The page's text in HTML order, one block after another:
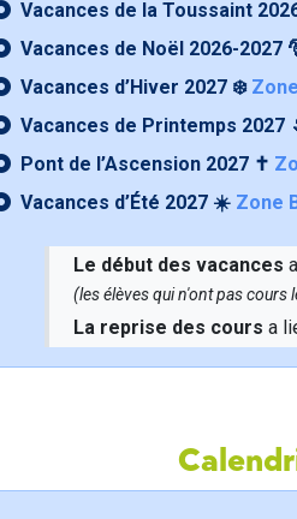
Vacances de la Toussaint
Vacances de Noël 2026-2027
Vacances d’Hiver 2027 ❄️
Vacances de Printemps 2027
Pont de l’Ascension 2027 ✝️
Vacances d’Été 2027 ☀️ Zone
Le début des vacances
(les élèves qui n'ont pas cours
La reprise des cours a